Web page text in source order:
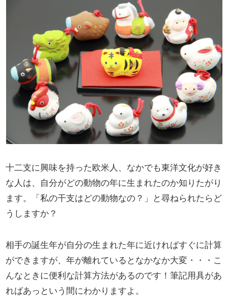
十二支に興味を持った欧米人、なかでも東洋文化が好き
な人は、自分がどの動物の年に生まれたのか知りたがり
ます。「私の干支はどの動物なの？」と尋ねられたらど
うしますか？
相手の誕生年が自分の生まれた年に近ければすぐに計算
ができますが、年が離れているとなかなか大変・・・こ
んなときに便利な計算方法があるのです！筆記用具があ
ればあっという間にわかりますよ。